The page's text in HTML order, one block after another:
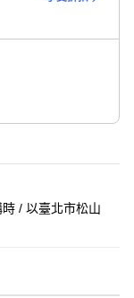
時 / 以臺北市松山